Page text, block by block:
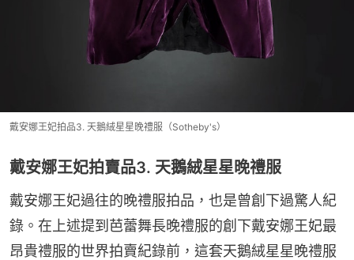
戴安娜王妃拍品3. 天鵝絨星星晚禮服（Sotheby's）
戴安娜王妃拍賣品3. 天鵝絨星星晚禮服
戴安娜王妃過往的晚禮服拍品，也是曾創下過驚人紀
錄。在上述提到芭蕾舞長晚禮服的創下戴安娜王妃最
昂貴禮服的世界拍賣紀錄前，這套天鵝絨星星晚禮服